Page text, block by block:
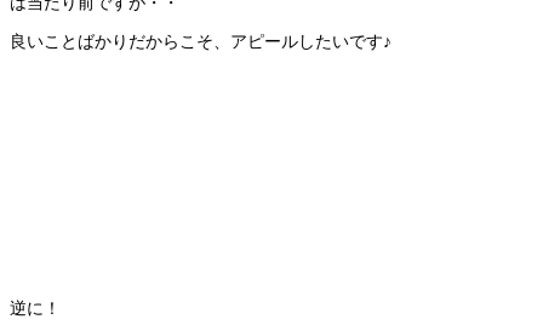
良いことばかりだからこそ、アピールしたいです♪
逆に！